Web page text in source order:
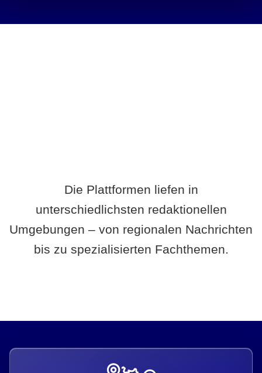
Die Plattformen liefen in
unterschiedlichsten redaktionellen
Umgebungen – von regionalen Nachrichten
bis zu spezialisierten Fachthemen.